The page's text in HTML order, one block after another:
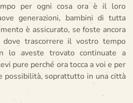
per ogni cosa ora è il loro
generazioni, bambini di tutta
è assicurato, se foste ancora
trascorrere il vostro tempo
lo aveste trovato continuate a
pure perché ora tocca a voi e per
possibilità, soprattutto in una città